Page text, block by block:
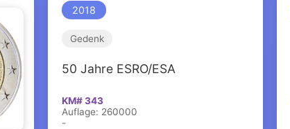
2018
Gedenk
50 Jahre ESRO/ESA
KM# 343
Auflage: 260000
-